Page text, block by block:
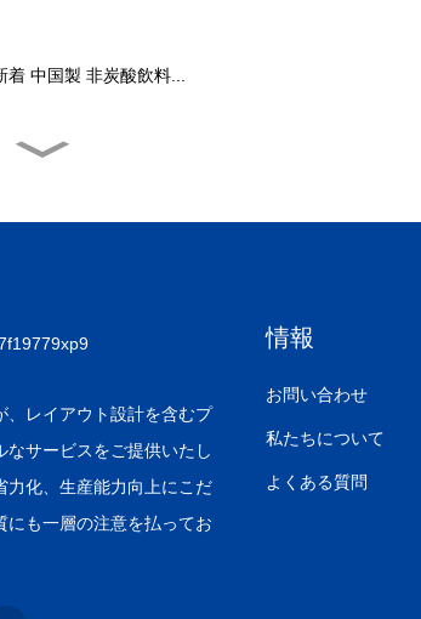
着 中国製 非炭酸飲料...
トレット
、レイアウト設計を含むプ
なサービスをご提供いたし
力化、生産能力向上にこだ
にも一層の注意を払ってお
情報
お問い合わせ
私たちについて
よくある質問